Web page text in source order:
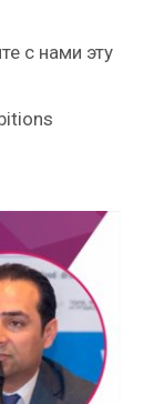
с нами эту